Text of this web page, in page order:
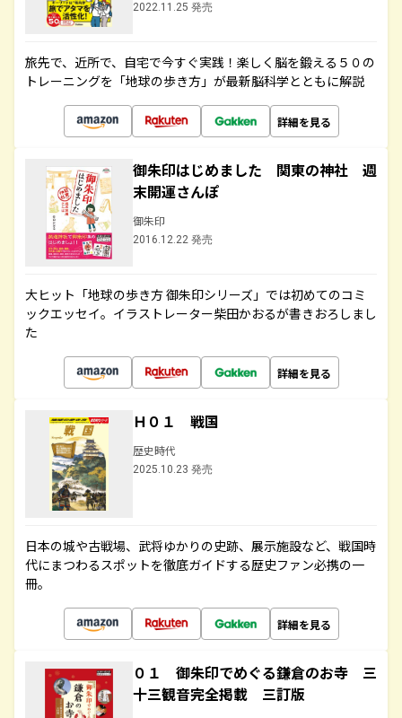
2022.11.25 発売
旅先で、近所で、自宅で今すぐ実践！楽しく脳を鍛える５０の
トレーニングを「地球の歩き方」が最新脳科学とともに解説
詳細を見る
御朱印はじめました 関東の神社 週
末開運さんぽ
御朱印
2016.12.22 発売
大ヒット「地球の歩き方 御朱印シリーズ」では初めてのコミ
ックエッセイ。イラストレーター柴田かおるが書きおろしまし
た
詳細を見る
Ｈ０１ 戦国
歴史時代
2025.10.23 発売
日本の城や古戦場、武将ゆかりの史跡、展示施設など、戦国時
代にまつわるスポットを徹底ガイドする歴史ファン必携の一
冊。
詳細を見る
０１ 御朱印でめぐる鎌倉のお寺 三
十三観音完全掲載 三訂版